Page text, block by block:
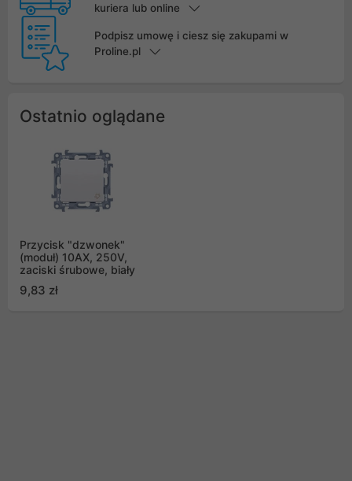
kuriera lub online
Podpisz umowę i ciesz się zakupami w
Proline.pl
Ostatnio oglądane
Przycisk "dzwonek"
(moduł) 10AX, 250V,
zaciski śrubowe, biały
9,83 zł